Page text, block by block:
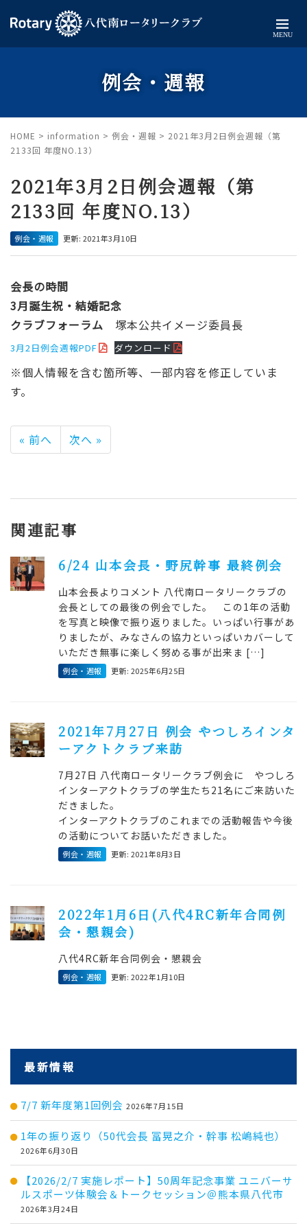
MENU
例会・週報
HOME > information > 例会・週報 > 2021年3月2日例会週報（第
2133回 年度NO.13）
2021年3月2日例会週報（第
2133回 年度NO.13）
例会・週報 更新: 2021年3月10日
会長の時間
3月誕生祝・結婚記念
クラブフォーラム 塚本公共イメージ委員長
3月2日例会週報PDF ダウンロード
※個人情報を含む箇所等、一部内容を修正していま
す。
« 前へ 次へ »
関連記事
6/24 山本会長・野尻幹事 最終例会
山本会長よりコメント 八代南ロータリークラブの
会長としての最後の例会でした。 この1年の活動
を写真と映像で振り返りました。いっぱい行事があ
りましたが、みなさんの協力といっぱいカバーして
いただき無事に楽しく努める事が出来ま […]
例会・週報 更新: 2025年6月25日
2021年7月27日 例会 やつしろインタ
ーアクトクラブ来訪
7月27日 八代南ロータリークラブ例会に やつしろ
インターアクトクラブの学生たち21名にご来訪いた
だきました。
インターアクトクラブのこれまでの活動報告や今後
の活動についてお話いただきました。
例会・週報 更新: 2021年8月3日
2022年1月6日(八代4RC新年合同例
会・懇親会)
八代4RC新年合同例会・懇親会
例会・週報 更新: 2022年1月10日
最新情報
7/7 新年度第1回例会 2026年7月15日
1年の振り返り（50代会長 冨晃之介・幹事 松嶋純也）
2026年6月30日
【2026/2/7 実施レポート】50周年記念事業 ユニバーサ
ルスポーツ体験会＆トークセッション＠熊本県八代市
2026年3月24日